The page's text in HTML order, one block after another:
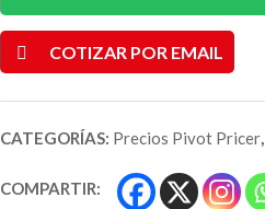
COTIZAR POR EMAIL
CATEGORÍAS: Precios Pivot Pricer,
COMPARTIR: